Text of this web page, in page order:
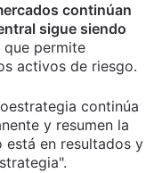
continúan
sigue siendo
que permite
activos de riesgo.
continúa
y resumen la
está en resultados y